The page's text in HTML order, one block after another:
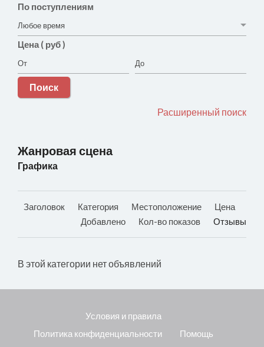
По поступлениям
Цена ( руб )
Поиск
Расширенный поиск
Жанровая сцена
Графика
Заголовок Категория Местоположение
Цена
Добавлено
Кол-во показов Отзывы
В этой категории нет объявлений
Условия и правила
Политика конфиденциальности
Помощь